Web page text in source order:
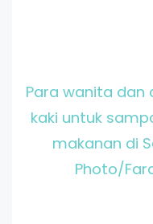
Para wanita dan
kaki untuk
makanan di
Photo/